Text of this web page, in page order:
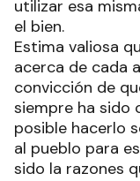
utilizar esa
el bien.
Estima valiosa
acerca de cada
convicción de
siempre ha sido
posible hacerlo
al pueblo para
sido la razones